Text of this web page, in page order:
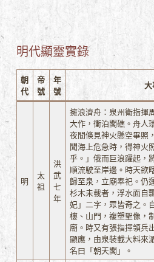
明代顯靈實錄
朝
代
帝
號
年
號
大
明
太
祖
洪
武
七
年
擁浪濟舟：泉州衛指揮
大作，衝泊閣礁。舟人
夜間倏見神火懸空畢照
聞海上危急時，得神火
乎。」俄而巨浪躍起，
順流駛至岸邊。時天欲
歸至泉，立廟奉祀。仍
杉木未載者，浮水面自
妃」二字，眾皆奇之。
樓、山門，複塑聖像，
廟。時又有張指揮領兵
顯應，由泉裝載大料來
名曰「朝天閣」。